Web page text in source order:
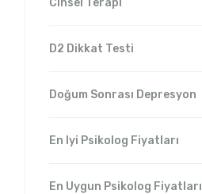
Cinsel Terapi
D2 Dikkat Testi
Doğum Sonrası Depresyon
En Iyi Psikolog Fiyatları
En Uygun Psikolog Fiyatları